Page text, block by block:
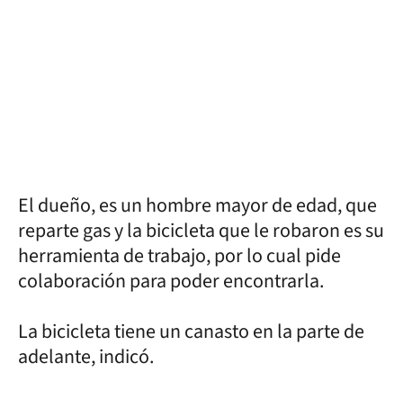
El dueño, es un hombre mayor de edad, que
reparte gas y la bicicleta que le robaron es su
herramienta de trabajo, por lo cual pide
colaboración para poder encontrarla.
La bicicleta tiene un canasto en la parte de
adelante, indicó.